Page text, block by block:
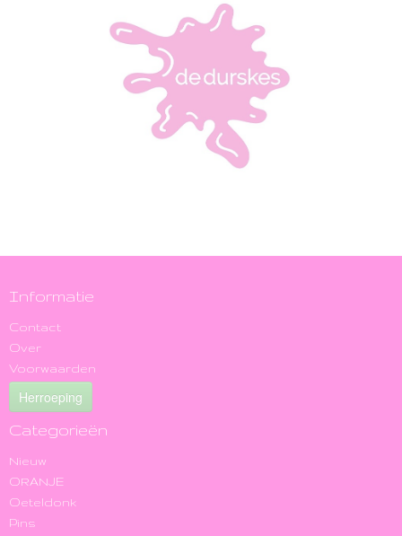
Informatie
Contact
Over
Voorwaarden
Herroeping
Categorieën
Nieuw
ORANJE
Oeteldonk
Pins